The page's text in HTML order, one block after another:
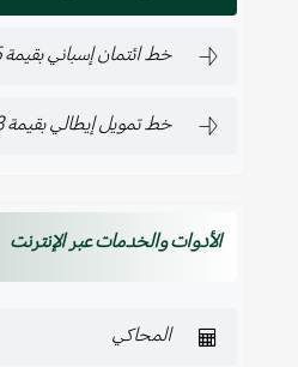
خط ائتمان إسباني بقيمة 25 مليون يورو
خط تمويل إيطالي بقيمة 73 مليون يورو
الأدوات والخدمات عبر الإنترنت
المحاكي